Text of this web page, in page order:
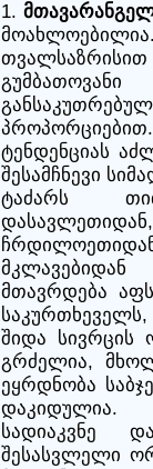
1.
პროპორციებით.
ტენდენციას
შესამჩნევი
ტაძარს
მთავრდება
შიდა სივრცის
გრძელია,
ეყრდნობა
დაკიდულია.
სადიაკვნე
შესასვლელი